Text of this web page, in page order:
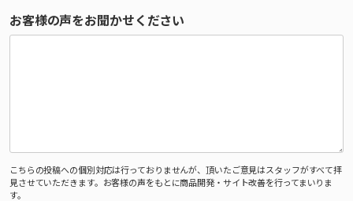
お客様の声をお聞かせください
こちらの投稿への個別対応は行っておりませんが、頂いたご意見はスタッフがすべて拝
見させていただきます。お客様の声をもとに商品開発・サイト改善を行ってまいりま
す。